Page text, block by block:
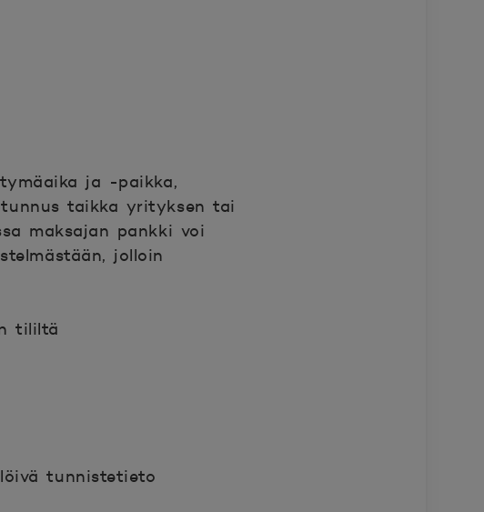
ja -paikka,
taikka yrityksen tai
maksajan pankki voi
jolloin
tililtä
tunnistetieto